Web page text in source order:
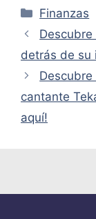
Categorías
Finanzas
detrás de su
cantante
aquí!